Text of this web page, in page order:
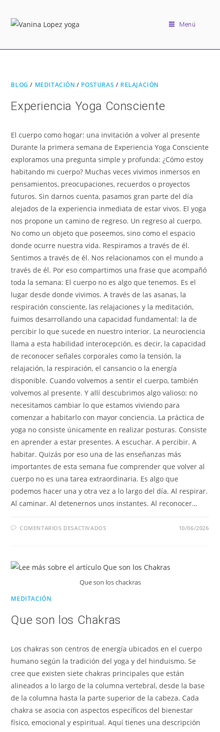
Menú
BLOG / MEDITACIÓN / POSTURAS / RELAJACIÓN
Experiencia Yoga Consciente
El cuerpo como hogar: una invitación a volver al presente
Durante la primera semana de Experiencia Yoga Consciente
exploramos una pregunta simple y profunda: ¿Cómo estoy
habitando mi cuerpo? Muchas veces vivimos inmersos en
pensamientos, preocupaciones, recuerdos o proyectos
futuros. Sin darnos cuenta, pasamos gran parte del día
alejados de la experiencia inmediata de estar vivos. El yoga
nos propone un camino de regreso. Un regreso al cuerpo.
No como un objeto que poseemos, sino como el espacio
donde ocurre nuestra vida. Respiramos a través de él.
Sentimos a través de él. Nos relacionamos con el mundo a
través de él. Por eso compartimos una frase que acompañó
toda la semana: El cuerpo no es algo que tenemos. Es el
lugar desde donde vivimos. A través de las asanas, la
respiración consciente, las relajaciones y la meditación,
fuimos desarrollando una capacidad fundamental: la de
percibir lo que sucede en nuestro interior. La neurociencia
llama a esta habilidad interocepción, es decir, la capacidad
de reconocer señales corporales como la tensión, la
relajación, la respiración, el cansancio o la energía
disponible. Cuando volvemos a sentir el cuerpo, también
volvemos al presente. Y allí descubrimos algo valioso: no
necesitamos cambiar lo que estamos viviendo para
comenzar a habitarlo con mayor conciencia. La práctica de
yoga no consiste únicamente en realizar posturas. Consiste
en aprender a estar presentes. A escuchar. A percibir. A
habitar. Quizás por eso una de las enseñanzas más
importantes de esta semana fue comprender que volver al
cuerpo no es una tarea extraordinaria. Es algo que
podemos hacer una y otra vez a lo largo del día. Al respirar.
Al caminar. Al detenernos unos instantes. Al reconocer…
COMENTARIOS DESACTIVADOS 10/06/2026
Que son los chackras
MEDITACIÓN
Que son los Chakras
Los chakras son centros de energía ubicados en el cuerpo
humano según la tradición del yoga y del hinduismo. Se
cree que existen siete chakras principales que están
alineados a lo largo de la columna vertebral, desde la base
de la columna hasta la parte superior de la cabeza. Cada
chakra se asocia con aspectos específicos del bienestar
físico, emocional y espiritual. Aquí tienes una descripción